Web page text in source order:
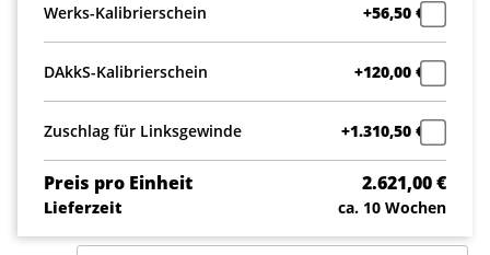
Werks-Kalibrierschein +56,50 €
DAkkS-Kalibrierschein +120,00 €
Zuschlag für Linksgewinde +1.310,50 €
Preis pro Einheit 2.621,00 €
Lieferzeit ca. 10 Wochen